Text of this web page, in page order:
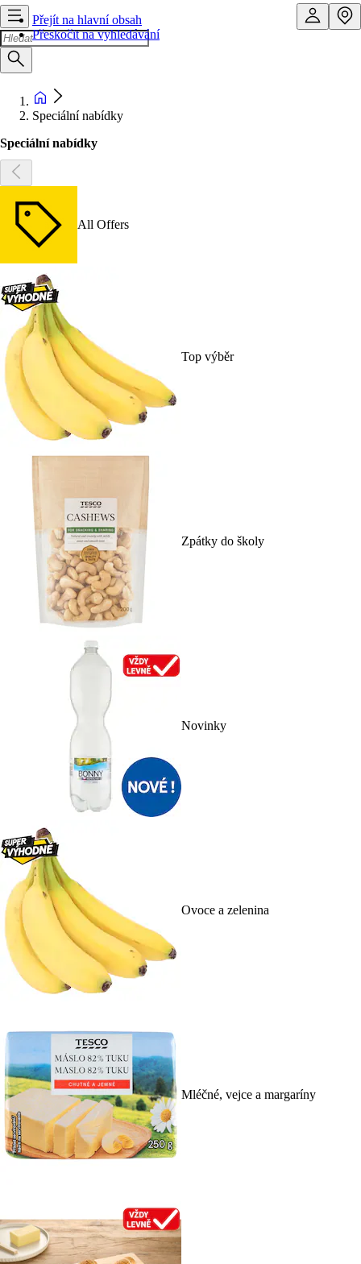
Přejít na hlavní obsah
Přeskočit na vyhledávání
Speciální nabídky
Speciální nabídky
All Offers
Top výběr
Zpátky do školy
Novinky
Ovoce a zelenina
Mléčné, vejce a margaríny